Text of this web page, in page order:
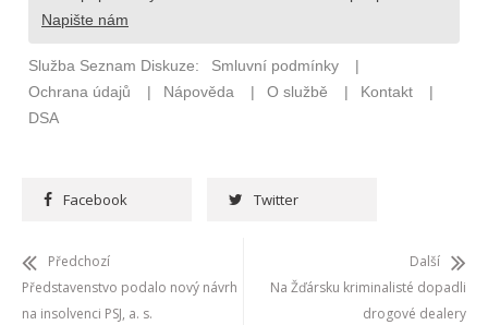
Facebook Twitter
Předchozí
Představenstvo podalo nový návrh
na insolvenci PSJ, a. s.
Další
Na Žďársku kriminalisté dopadli
drogové dealery